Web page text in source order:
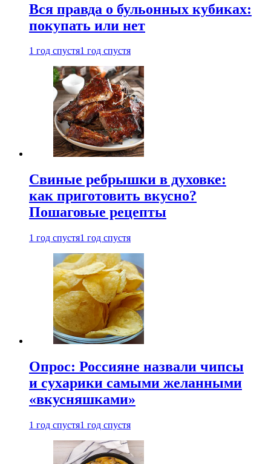
Вся правда о бульонных кубиках:
покупать или нет
1 год спустя1 год спустя
Свиные ребрышки в духовке:
как приготовить вкусно?
Пошаговые рецепты
1 год спустя1 год спустя
Опрос: Россияне назвали чипсы
и сухарики самыми желанными
«вкусняшками»
1 год спустя1 год спустя